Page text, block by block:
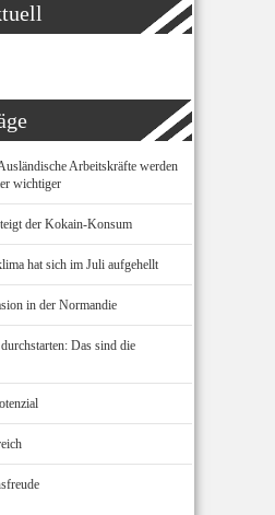
Arbeitskräfte werden
wichtiger
der Kokain-Konsum
hat sich im Juli aufgehellt
in der Normandie
Das sind die